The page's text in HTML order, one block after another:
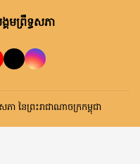
មព្រឹទ្ធសភា
នៃព្រះរាជាណាចក្រកម្ពុជា